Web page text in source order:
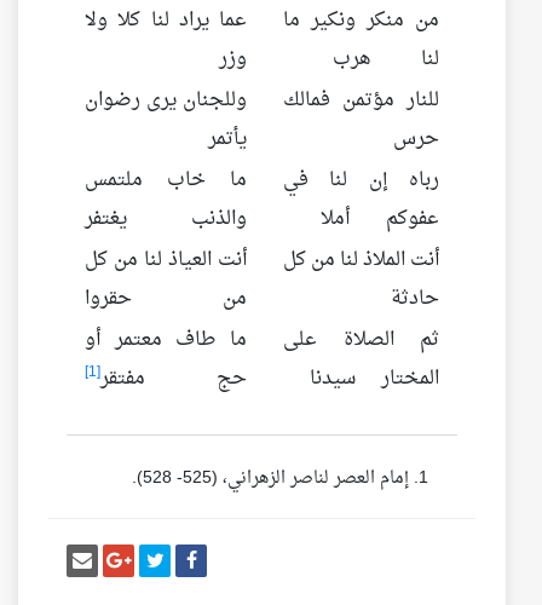
من منكر ونكير ما
لنا هرب
عما يراد لنا كلا ولا
وزر
للنار مؤتمن فمالك
حرس
وللجنان يرى رضوان
يأتمر
رباه إن لنا في
عفوكم أملا
ما خاب ملتمس
والذنب يغتفر
أنت الملاذ لنا من كل
حادثة
أنت العياذ لنا من كل
من حقروا
ثم الصلاة على
المختار سيدنا
ما طاف معتمر أو
حج مفتقر[1]
إمام العصر لناصر الزهراني، (525- 528).
شارك على فيسبوك
أنشر تغريدةشارك على